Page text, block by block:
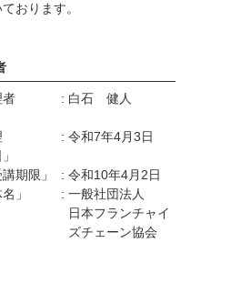
おります。
者
白石 健人
令和7年4月3日
期限」
令和10年4月2日
」
一般社団法人
日本フランチャイ
ズチェーン協会